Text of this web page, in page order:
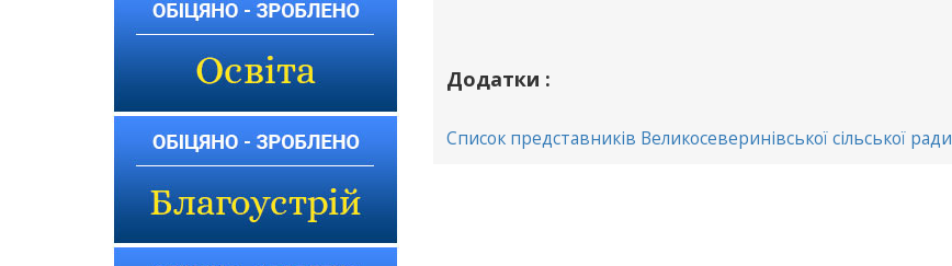
Додатки :
Список представників Великосеверинівської сільської ради